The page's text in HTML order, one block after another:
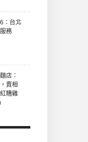
：台北
務
店：
賣相
糟雞